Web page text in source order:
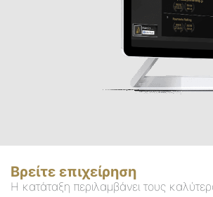
Βρείτε επιχείρηση
Η κατάταξη περιλαμβάνει τους